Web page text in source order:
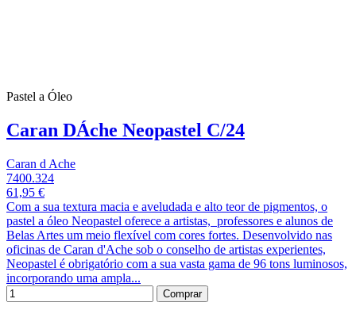
Pastel a Óleo
Caran DÁche Neopastel C/24
Caran d Ache
7400.324
61,95 €
Com a sua textura macia e aveludada e alto teor de pigmentos, o
pastel a óleo Neopastel oferece a artistas, professores e alunos de
Belas Artes um meio flexível com cores fortes. Desenvolvido nas
oficinas de Caran d'Ache sob o conselho de artistas experientes,
Neopastel é obrigatório com a sua vasta gama de 96 tons luminosos,
incorporando uma ampla...
Comprar